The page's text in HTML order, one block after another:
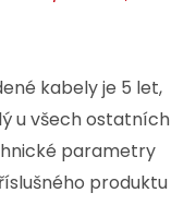
kabely je 5 let,
u všech ostatních
parametry
produktu